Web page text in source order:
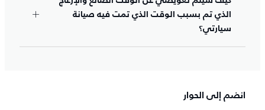
الذي تم بسبب الوقت الذي تمت فيه صيانة
سيارتي؟
انضم إلى الحوار